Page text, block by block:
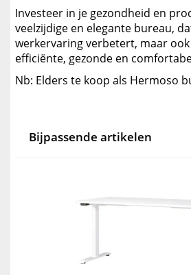
Investeer in je gezondheid en
veelzijdige en elegante bureau,
werkervaring verbetert, maar
efficiënte, gezonde en
Nb: Elders te koop als Hermoso
Bijpassende artikelen